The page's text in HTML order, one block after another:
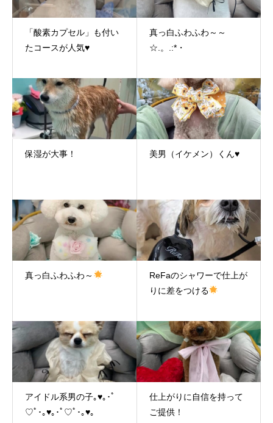
「酸素カプセル」も付い
たコースが人気♥
真っ白ふわふわ～～
☆.。.:*・
保湿が大事！ 美男（イケメン）くん♥
真っ白ふわふわ～
ReFaのシャワーで仕上が
りに差をつける
アイドル系男の子｡♥｡･ﾟ
♡ﾟ･｡♥｡･ﾟ♡ﾟ･｡♥｡
仕上がりに自信を持って
ご提供！